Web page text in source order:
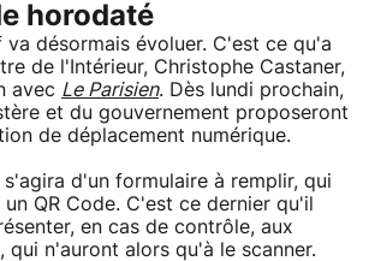
horodaté
va désormais évoluer. C'est ce qu'a
de l'Intérieur, Christophe Castaner,
avec Le Parisien. Dès lundi prochain,
et du gouvernement proposeront
de déplacement numérique.
d'un formulaire à remplir, qui
QR Code. C'est ce dernier qu'il
en cas de contrôle, aux
qui n'auront alors qu'à le scanner.